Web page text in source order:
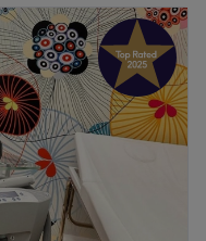
09:00–21:00
09:00–21:00
09:00–21:00
09:00–21:00
10:00–20:00
11:00 19:00
είναι ένας
θεραπείες προσώπου